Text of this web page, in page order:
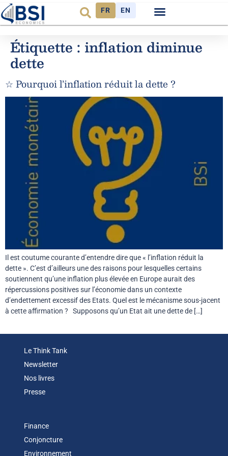
FR EN
Étiquette : inflation diminue
dette
☆ Pourquoi l’inflation réduit la dette ?
Il est coutume courante d’entendre dire que « l’inflation réduit la
dette ». C’est d’ailleurs une des raisons pour lesquelles certains
soutiennent qu’une inflation plus élevée en Europe aurait des
répercussions positives sur l’économie dans un contexte
d’endettement excessif des Etats. Quel est le mécanisme sous-jacent
à cette affirmation ? Supposons qu’un Etat ait une dette de […]
Le Think Tank
Newsletter
Nos livres
Presse
Finance
Conjoncture
Environnement